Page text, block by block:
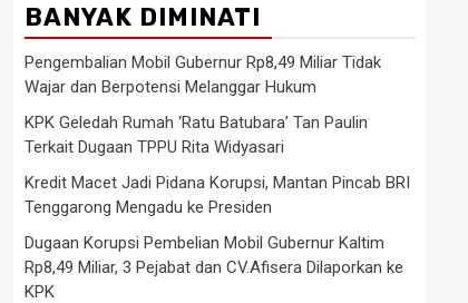
BANYAK DIMINATI
Pengembalian Mobil Gubernur Rp8,49 Miliar Tidak
Wajar dan Berpotensi Melanggar Hukum
KPK Geledah Rumah ‘Ratu Batubara’ Tan Paulin
Terkait Dugaan TPPU Rita Widyasari
Kredit Macet Jadi Pidana Korupsi, Mantan Pincab BRI
Tenggarong Mengadu ke Presiden
Dugaan Korupsi Pembelian Mobil Gubernur Kaltim
Rp8,49 Miliar, 3 Pejabat dan CV.Afisera Dilaporkan ke
KPK